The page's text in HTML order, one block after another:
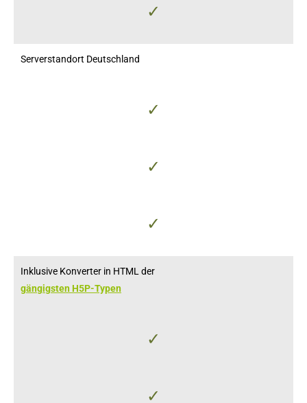
✓
Serverstandort Deutschland
✓
✓
✓
Inklusive Konverter in HTML der
gängigsten H5P-Typen
✓
✓